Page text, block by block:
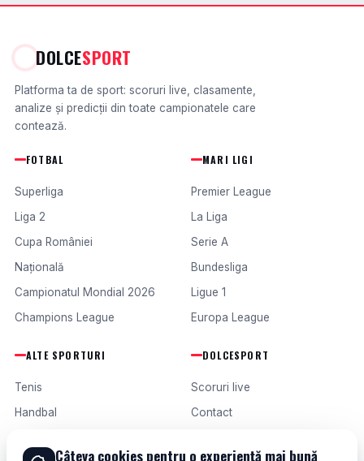
DOLCESPORT
Platforma ta de sport: scoruri live, clasamente,
analize și predicții din toate campionatele care
contează.
FOTBAL
Superliga
Liga 2
Cupa României
Națională
Campionatul Mondial 2026
Champions League
MARI LIGI
Premier League
La Liga
Serie A
Bundesliga
Ligue 1
Europa League
ALTE SPORTURI
Tenis
Handbal
DOLCESPORT
Scoruri live
Contact
Câteva cookies pentru o experiență mai bună